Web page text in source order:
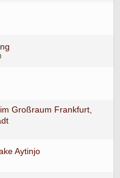
Großraum Frankfurt,
Aytinjo